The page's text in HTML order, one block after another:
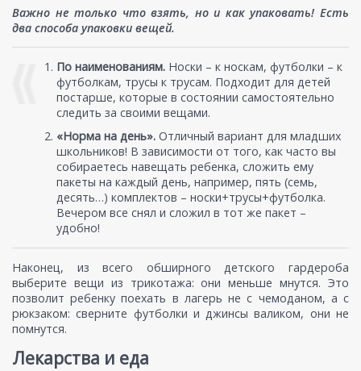
Важно не только что взять, но и как упаковать! Есть
два способа упаковки вещей.
По наименованиям. Носки – к носкам, футболки – к
футболкам, трусы к трусам. Подходит для детей
постарше, которые в состоянии самостоятельно
следить за своими вещами.
«Норма на день». Отличный вариант для младших
школьников! В зависимости от того, как часто вы
собираетесь навещать ребенка, сложить ему
пакеты на каждый день, например, пять (семь,
десять…) комплектов – носки+трусы+футболка.
Вечером все снял и сложил в тот же пакет –
удобно!
Наконец, из всего обширного детского гардероба
выберите вещи из трикотажа: они меньше мнутся. Это
позволит ребенку поехать в лагерь не с чемоданом, а с
рюкзаком: сверните футболки и джинсы валиком, они не
помнутся.
Лекарства и еда